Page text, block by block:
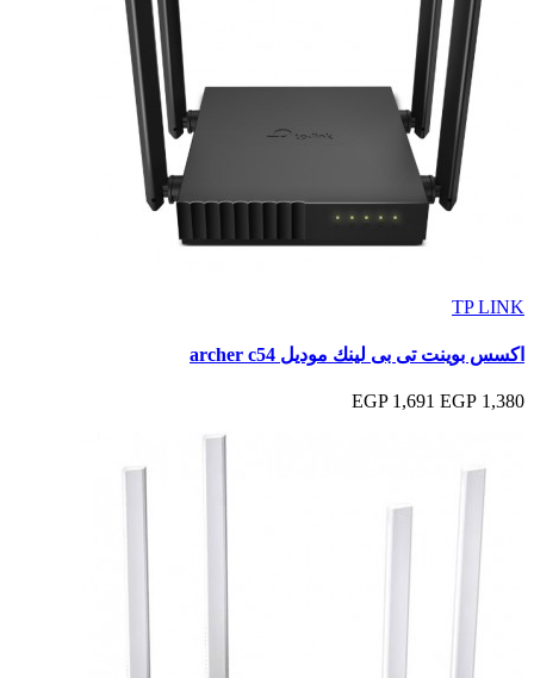
TP LINK
اكسس بوينت تى بى لينك موديل archer c54
1,380 EGP
1,691 EGP